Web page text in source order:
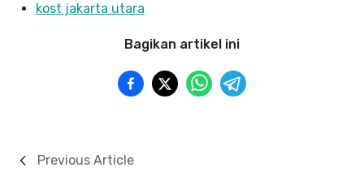
kost jakarta utara
Bagikan artikel ini
Previous Article